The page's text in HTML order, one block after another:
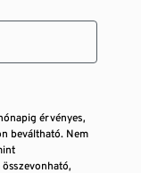
érvényes,
beváltható. Nem